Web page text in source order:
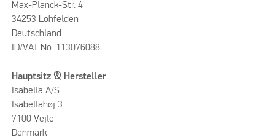
Max-Planck-Str. 4
34253 Lohfelden
Deutschland
ID/VAT No. 113076088
Hauptsitz & Hersteller
Isabella A/S
Isabellahøj 3
7100 Vejle
Denmark